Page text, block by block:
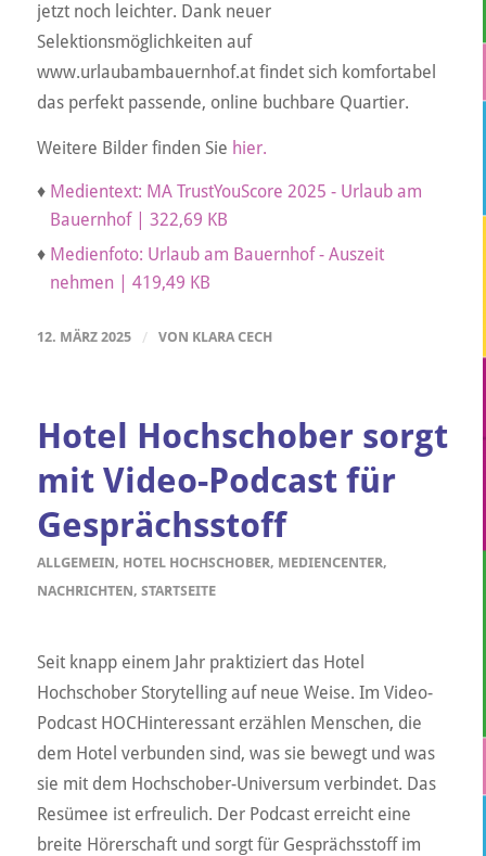
jetzt noch leichter. Dank neuer
Selektionsmöglichkeiten auf
www.urlaubambauernhof.at findet sich komfortabel
das perfekt passende, online buchbare Quartier.
Weitere Bilder finden Sie hier.
♦ Medientext: MA TrustYouScore 2025 - Urlaub am
Bauernhof | 322,69 KB
♦ Medienfoto: Urlaub am Bauernhof - Auszeit
nehmen | 419,49 KB
12. MÄRZ 2025 / VON KLARA CECH
Hotel Hochschober sorgt
mit Video-Podcast für
Gesprächsstoff
ALLGEMEIN, HOTEL HOCHSCHOBER, MEDIENCENTER,
NACHRICHTEN, STARTSEITE
Seit knapp einem Jahr praktiziert das Hotel
Hochschober Storytelling auf neue Weise. Im Video-
Podcast HOCHinteressant erzählen Menschen, die
dem Hotel verbunden sind, was sie bewegt und was
sie mit dem Hochschober-Universum verbindet. Das
Resümee ist erfreulich. Der Podcast erreicht eine
breite Hörerschaft und sorgt für Gesprächsstoff im